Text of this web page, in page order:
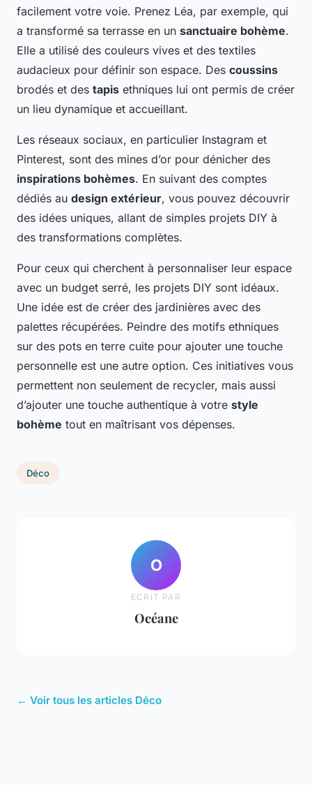
facilement votre voie. Prenez Léa, par exemple, qui
a transformé sa terrasse en un sanctuaire bohème.
Elle a utilisé des couleurs vives et des textiles
audacieux pour définir son espace. Des coussins
brodés et des tapis ethniques lui ont permis de créer
un lieu dynamique et accueillant.
Les réseaux sociaux, en particulier Instagram et
Pinterest, sont des mines d’or pour dénicher des
inspirations bohèmes. En suivant des comptes
dédiés au design extérieur, vous pouvez découvrir
des idées uniques, allant de simples projets DIY à
des transformations complètes.
Pour ceux qui cherchent à personnaliser leur espace
avec un budget serré, les projets DIY sont idéaux.
Une idée est de créer des jardinières avec des
palettes récupérées. Peindre des motifs ethniques
sur des pots en terre cuite pour ajouter une touche
personnelle est une autre option. Ces initiatives vous
permettent non seulement de recycler, mais aussi
d’ajouter une touche authentique à votre style
bohème tout en maîtrisant vos dépenses.
Déco
O
ECRIT PAR
Océane
← Voir tous les articles Déco